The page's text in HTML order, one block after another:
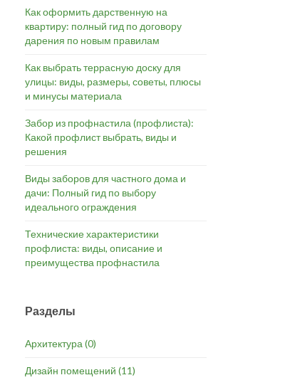
Как оформить дарственную на
квартиру: полный гид по договору
дарения по новым правилам
Как выбрать террасную доску для
улицы: виды, размеры, советы, плюсы
и минусы материала
Забор из профнастила (профлиста):
Какой профлист выбрать, виды и
решения
Виды заборов для частного дома и
дачи: Полный гид по выбору
идеального ограждения
Технические характеристики
профлиста: виды, описание и
преимущества профнастила
Разделы
Архитектура (0)
Дизайн помещений (11)